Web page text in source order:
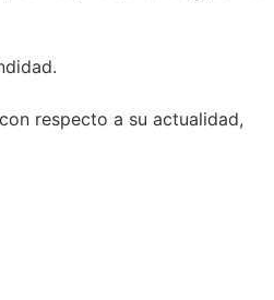
respecto a su actualidad,